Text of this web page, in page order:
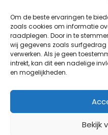
Om de beste ervaringen te
zoals cookies om informatie
raadplegen. Door in te
wij gegevens zoals surfgedrag
verwerken. Als je geen
intrekt, kan dit een nadelige
en mogelijkheden.
Bekijk
L
i
n
e
T
w
i
t
F
a
c
b
o
o
k